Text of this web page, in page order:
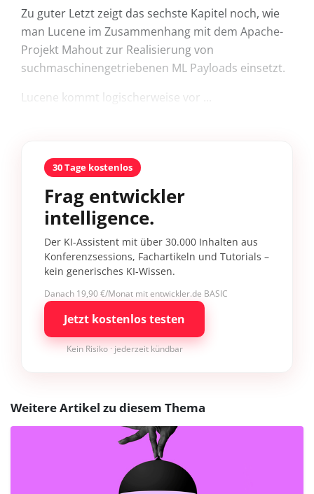
Zu guter Letzt zeigt das sechste Kapitel noch, wie
man Lucene im Zusammenhang mit dem Apache-
Projekt Mahout zur Realisierung von
suchmaschinengetriebenen ML Payloads einsetzt.
Lucene kommt logischerweise vor ...
30 Tage kostenlos
Frag entwickler
intelligence.
Der KI-Assistent mit über 30.000 Inhalten aus
Konferenzsessions, Fachartikeln und Tutorials –
kein generisches KI-Wissen.
Danach 19,90 €/Monat mit entwickler.de BASIC
Jetzt kostenlos testen
Kein Risiko · jederzeit kündbar
Weitere Artikel zu diesem Thema